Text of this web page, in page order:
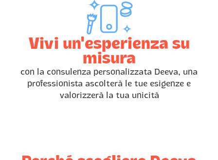
Vivi un'esperienza su
misura
con la consulenza personalizzata Deeva, una
professionista ascolterà le tue esigenze e
valorizzerà la tua unicità